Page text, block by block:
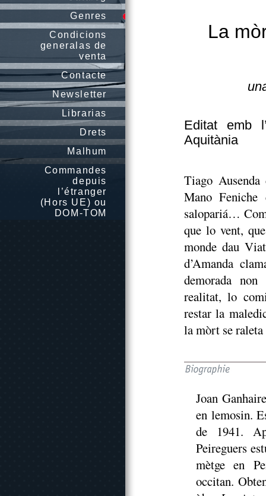
Genres
Condicions
generalas de
venta
Contacte
Newsletter
Librarias
Drets
Malhum
Commandes
depuis
l’étranger
(Hors UE) ou
DOM-TOM
La
Editat emb
Aquitània
Tiago
Mano Feniche
salopariá…
que lo vent,
monde dau
d’Amanda
demorada
realitat, lo
restar la
la mòrt se
Joan
en lemosin.
de 1941.
Peireguers
mètge en
occitan.